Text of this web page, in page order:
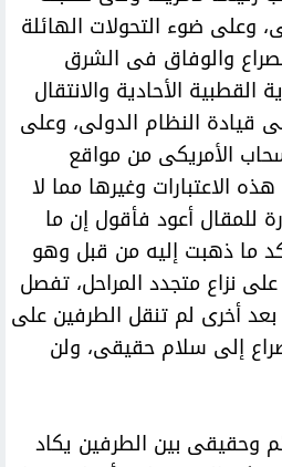
وعلى ضوء التحولات الهائلة
والوفاق فى الشرق
الأحادية والانتقال
قيادة النظام الدولى، وعلى
الأمريكى من مواقع
الاعتبارات وغيرها مما لا
للمقال أعود فأقول إن ما
ما ذهبت إليه من قبل وهو
نزاع متجدد المراحل، تفصل
أخرى لم تنقل الطرفين على
إلى سلام حقيقى، ولن
وحقيقى بين الطرفين يكاد